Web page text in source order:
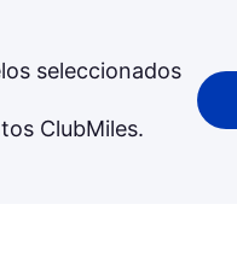
seleccionados
ClubMiles.